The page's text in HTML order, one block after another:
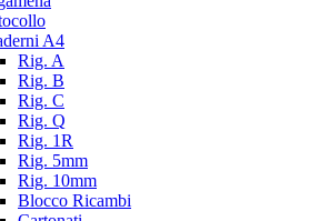
A4
Rig. A
Rig. B
Rig. C
Rig. Q
Rig. 1R
Rig. 5mm
Rig. 10mm
Blocco Ricambi